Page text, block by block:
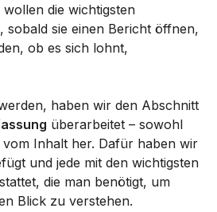
die wichtigsten
sobald sie einen Bericht öffnen,
ob es sich lohnt,
haben wir den Abschnitt
überarbeitet – sowohl
Inhalt her. Dafür haben wir
und jede mit den wichtigsten
die man benötigt, um
Blick zu verstehen.